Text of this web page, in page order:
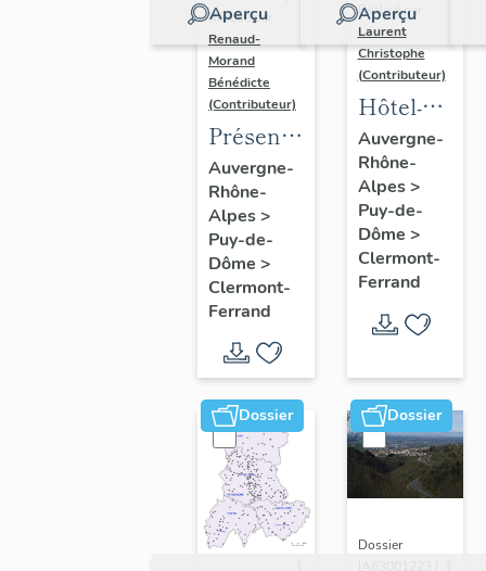
Aperçu
Réalisé par
Renaud-
Morand
Bénédicte
(Contributeur)
Présentation
de
l'opération
ponctuelle
"Muraille
de
Chine"
(de
Clermont-
Ferrand)
Auvergne-
Rhône-
Alpes>
Puy-de-
Dôme >
Clermont-
Ferrand
Aperçu
Réalisé par
Laurent
Christophe
(Contributeur)
Hôtel-
Dieu de
Clermont-
Ferrand
: les
raisons
de
l'étude
Auvergne-
Rhône-
Alpes>
Puy-de-
Dôme >
Clermont-
Ferrand
Dossier Dossier
Dossier